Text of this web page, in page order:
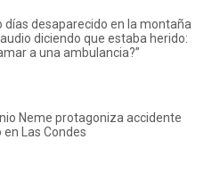
días desaparecido en la montaña
diciendo que estaba herido:
a una ambulancia?”
Neme protagoniza accidente
Las Condes